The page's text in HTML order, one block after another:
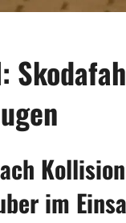
im